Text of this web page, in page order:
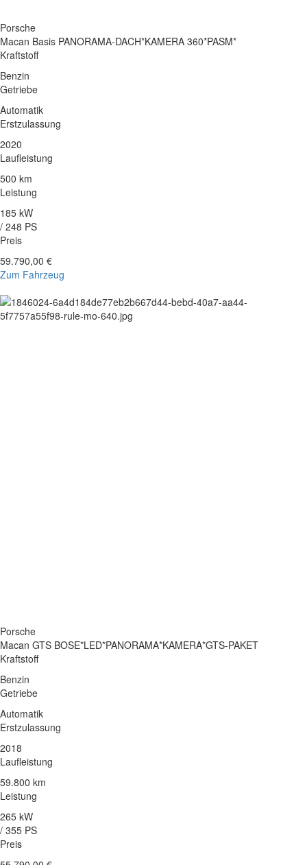
Porsche
Macan Basis PANORAMA-DACH*KAMERA 360*PASM*
Kraftstoff
Benzin
Getriebe
Automatik
Erstzulassung
2020
Laufleistung
500 km
Leistung
185 kW
/ 248 PS
Preis
59.790,00 €
Zum Fahrzeug
Porsche
Macan GTS BOSE*LED*PANORAMA*KAMERA*GTS-PAKET
Kraftstoff
Benzin
Getriebe
Automatik
Erstzulassung
2018
Laufleistung
59.800 km
Leistung
265 kW
/ 355 PS
Preis